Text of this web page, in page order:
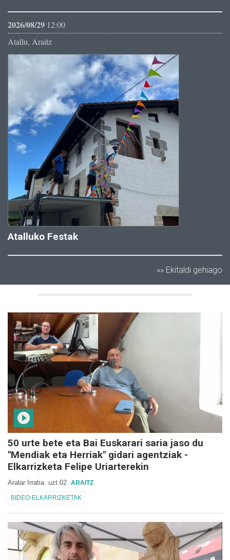
2026/08/29 12:00
Atallu, Araitz
Atalluko Festak
»» Ekitaldi gehiago
50 urte bete eta Bai Euskarari saria jaso du
"Mendiak eta Herriak" gidari agentziak -
Elkarrizketa Felipe Uriarterekin
Aralar Irratia uzt 02 ARAITZ
BIDEO-ELKARRIZKETAK